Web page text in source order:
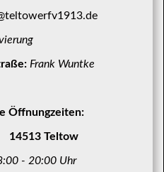
Frank Wuntke
Öffnungzeiten:
14513 Teltow
- 20:00 Uhr